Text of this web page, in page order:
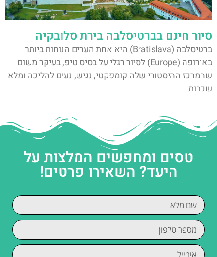
סיור חינם בברטיסלבה בירת סלובקיה
ברטיסלבה (Bratislava) היא אחת הערים הנוחות ביותר
באירופה (Europe) לסיור רגלי על בסיס טיפ, בעיקר משום
שהמרכז ההיסטורי שלה קומפקטי, נגיש, נעים להליכה ומלא
שכבות
טסים ומחפשים המלצות על
היעד? השאירו פרטים!